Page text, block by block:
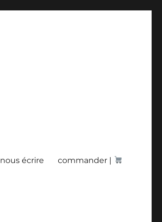
nous écrire commander |